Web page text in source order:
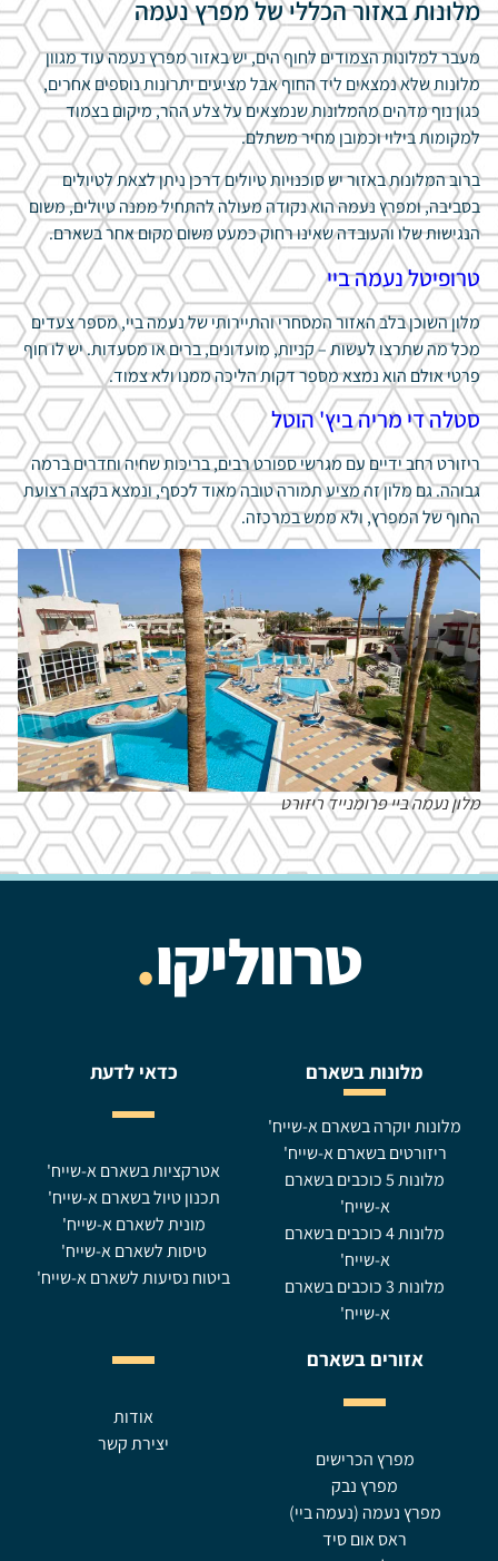
מלונות באזור הכללי של מפרץ נעמה
מעבר למלונות הצמודים לחוף הים, יש באזור מפרץ נעמה עוד מגוון
מלונות שלא נמצאים ליד החוף אבל מציעים יתרונות נוספים אחרים,
כגון נוף מדהים מהמלונות שנמצאים על צלע ההר, מיקום בצמוד
למקומות בילוי וכמובן מחיר משתלם.
ברוב המלונות באזור יש סוכנויות טיולים דרכן ניתן לצאת לטיולים
בסביבה, ומפרץ נעמה הוא נקודה מעולה להתחיל ממנה טיולים, משום
הנגישות שלו והעובדה שאינו רחוק כמעט משום מקום אחר בשארם.
טרופיטל נעמה ביי
מלון השוכן בלב האזור המסחרי והתיירותי של נעמה ביי, מספר צעדים
מכל מה שתרצו לעשות – קניות, מועדונים, ברים או מסעדות. יש לו חוף
פרטי אולם הוא נמצא מספר דקות הליכה ממנו ולא צמוד.
סטלה די מריה ביץ' הוטל
ריזורט רחב ידיים עם מגרשי ספורט רבים, בריכות שחיה וחדרים ברמה
גבוהה. גם מלון זה מציע תמורה טובה מאוד לכסף, ונמצא בקצה רצועת
החוף של המפרץ, ולא ממש במרכזה.
מלון נעמה ביי פרומנייד ריזורט
טרווליקו.
מלונות בשארם
מלונות יוקרה בשארם א-שייח'
ריזורטים בשארם א-שייח'
מלונות 5 כוכבים בשארם
א-שייח'
מלונות 4 כוכבים בשארם
א-שייח'
מלונות 3 כוכבים בשארם
א-שייח'
כדאי לדעת
אטרקציות בשארם א-שייח'
תכנון טיול בשארם א-שייח'
מונית לשארם א-שייח'
טיסות לשארם א-שייח'
ביטוח נסיעות לשארם א-שייח'
אזורים בשארם
מפרץ הכרישים
מפרץ נבק
מפרץ נעמה (נעמה ביי)
ראס אום סיד
אודות
יצירת קשר